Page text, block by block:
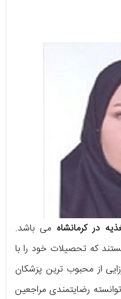
در کرمانشاه می باشد.
که تحصیلات خود را با
از محبوب ترین پزشکان
رضایتمندی مراجعین